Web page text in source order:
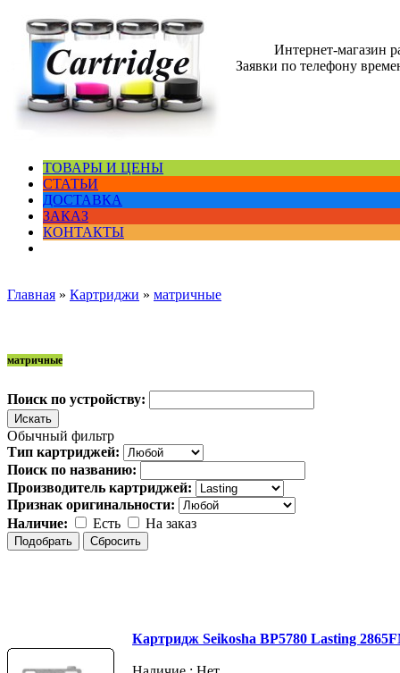
Интернет-магазин
Заявки по телефону
ТОВАРЫ И ЦЕНЫ
СТАТЬИ
ДОСТАВКА
ЗАКАЗ
КОНТАКТЫ
Главная » Картриджи » матричные
матричные
Поиск по устройству:
Обычный фильтр
Тип картриджей:
Поиск по названию:
Производитель картриджей:
Признак оригинальности:
Наличие:
Есть На заказ
Картридж Seikosha BP5780 Lasting